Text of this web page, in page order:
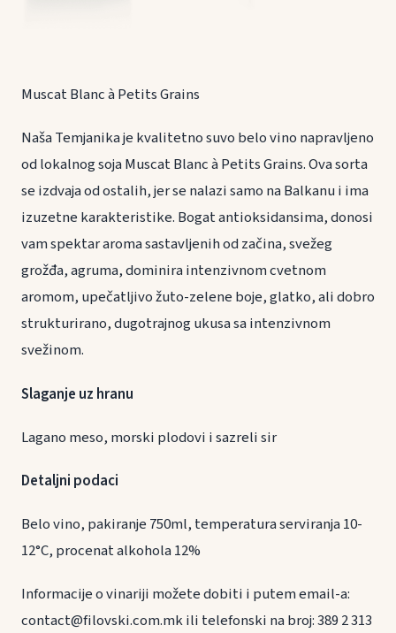
Muscat Blanc à Petits Grains
Naša Temjanika je kvalitetno suvo belo vino napravljeno
od lokalnog soja Muscat Blanc à Petits Grains. Ova sorta
se izdvaja od ostalih, jer se nalazi samo na Balkanu i ima
izuzetne karakteristike. Bogat antioksidansima, donosi
vam spektar aroma sastavljenih od začina, svežeg
grožđa, agruma, dominira intenzivnom cvetnom
aromom, upečatljivo žuto-zelene boje, glatko, ali dobro
strukturirano, dugotrajnog ukusa sa intenzivnom
svežinom.
Slaganje uz hranu
Lagano meso, morski plodovi i sazreli sir
Detaljni podaci
Belo vino, pakiranje 750ml, temperatura serviranja 10-
12°C, procenat alkohola 12%
Informacije o vinariji možete dobiti i putem email-a:
contact@filovski.com.mk ili telefonski na broj: 389 2 313